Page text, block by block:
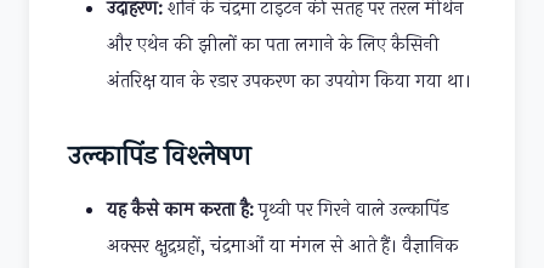
उदाहरण:शनि के चंद्रमा टाइटन की सतह पर तरल मीथेन
और एथेन की झीलों का पता लगाने के लिए कैसिनी
अंतरिक्ष यान के रडार उपकरण का उपयोग किया गया था।
उल्कापिंड विश्लेषण
यह कैसे काम करता है:पृथ्वी पर गिरने वाले उल्कापिंड
अक्सर क्षुद्रग्रहों, चंद्रमाओं या मंगल से आते हैं। वैज्ञानिक